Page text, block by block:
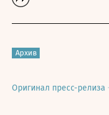
Архив
Оригинал пресс-релиза